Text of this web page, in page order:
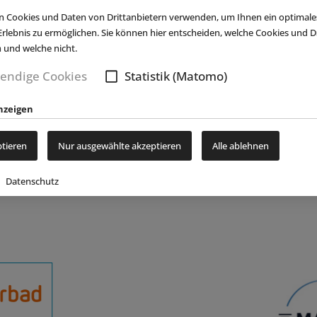
Cookies und Daten von Drittanbietern verwenden, um Ihnen ein
zu ermöglichen. Sie können hier entscheiden, welche Cookies und
und welche nicht.
Cookies Statistik (Matomo)
Nur ausgewählte akzeptieren Alle ablehnen
Datenschutz
der neue Balloon Tower Ride vom niederländischen
verspricht eine vergnügliche Reise durch die Lüfte… Bei
erleben die Gäste vier verschiedene Bewegungsabläufe: Mittels
sich das drehende sowie hoch und runter kippende Karussell
mit Ballonkörben gestalteten Gondeln in ruhigem Tempo
Fahrspaß für alle Altersgruppen!